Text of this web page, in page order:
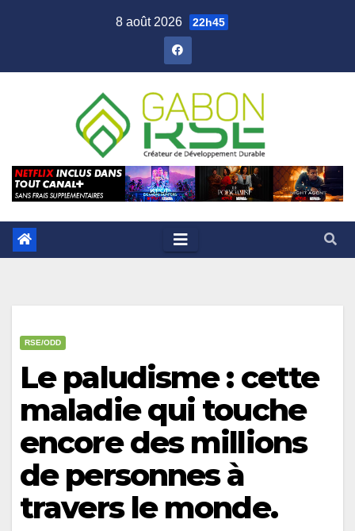
8 août 2026 22h45
RSE/ODD
Le paludisme : cette
maladie qui touche
encore des millions
de personnes à
travers le monde.